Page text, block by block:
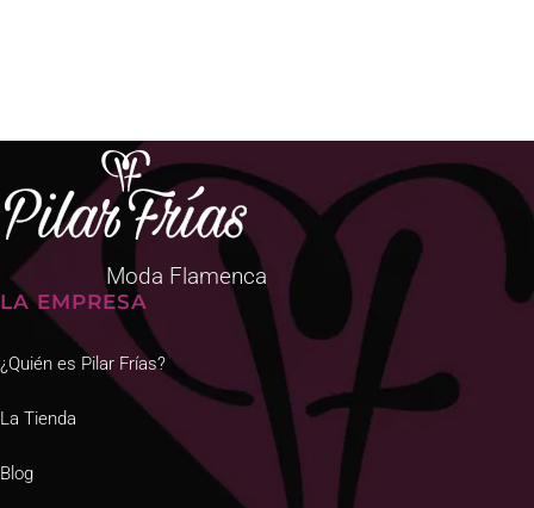
Moda Flamenca
LA EMPRESA
¿Quién es Pilar Frías?
La Tienda
Blog